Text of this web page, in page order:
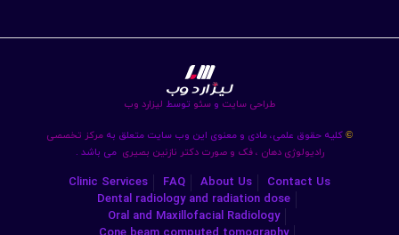
طراحی سایت و سئو توسط لیزارد وب
© کلیه حقوق علمی، مادی و معنوی این وب سایت متعلق به مرکز تخصصی
رادیولوژی دهان ، فک و صورت دکتر نازنین بصیری می باشد .
Contact Us
About Us
FAQ
Clinic Services
Dental radiology and radiation dose
Oral and Maxillofacial Radiology